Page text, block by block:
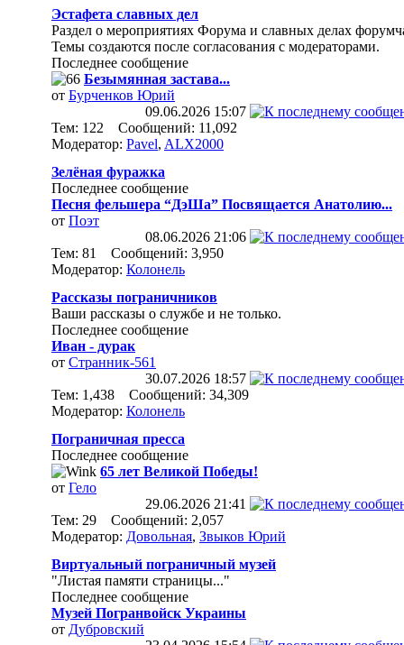
Эстафета славных дел
Раздел о мероприятиях Форума и славных делах
Темы создаются после согласования с модераторами.
Последнее сообщение
Безымянная застава...
от Бурченков Юрий
09.06.2026 15:07
Тем: 122 Сообщений: 11,092
Модератор: Pavel, ALX2000
Зелёная фуражка
Последнее сообщение
Песня фельшера “ДэШа” Посвящается Анатолию...
от Поэт
08.06.2026 21:06
Тем: 81 Сообщений: 3,950
Модератор: Колонель
Рассказы пограничников
Ваши рассказы о службе и не только.
Последнее сообщение
Иван - дурак
от Странник-561
30.07.2026 18:57
Тем: 1,438 Сообщений: 34,309
Модератор: Колонель
Пограничная пресса
Последнее сообщение
65 лет Великой Победы!
от Гело
29.06.2026 21:41
Тем: 29 Сообщений: 2,057
Модератор: Довольная, Звыков Юрий
Виртуальный пограничный музей
"Листая памяти страницы..."
Последнее сообщение
Музей Погранвойск Украины
от Дубровский